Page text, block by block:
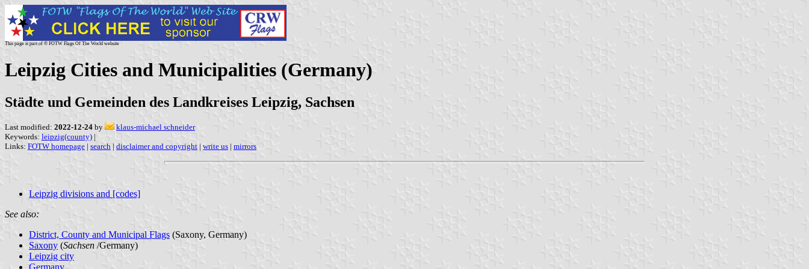
This page is part of © FOTW Flags Of The World website
Leipzig Cities and Municipalities (Germany)
Städte und Gemeinden des Landkreises Leipzig, Sachsen
Last modified: 2022-12-24 by
klaus-michael schneider
Keywords: leipzig(county) |
Links: FOTW homepage | search | disclaimer and copyright | write us | mirrors
Leipzig divisions and [codes]
See also:
District, County and Municipal Flags (Saxony, Germany)
Saxony (Sachsen /Germany)
Leipzig city
Germany